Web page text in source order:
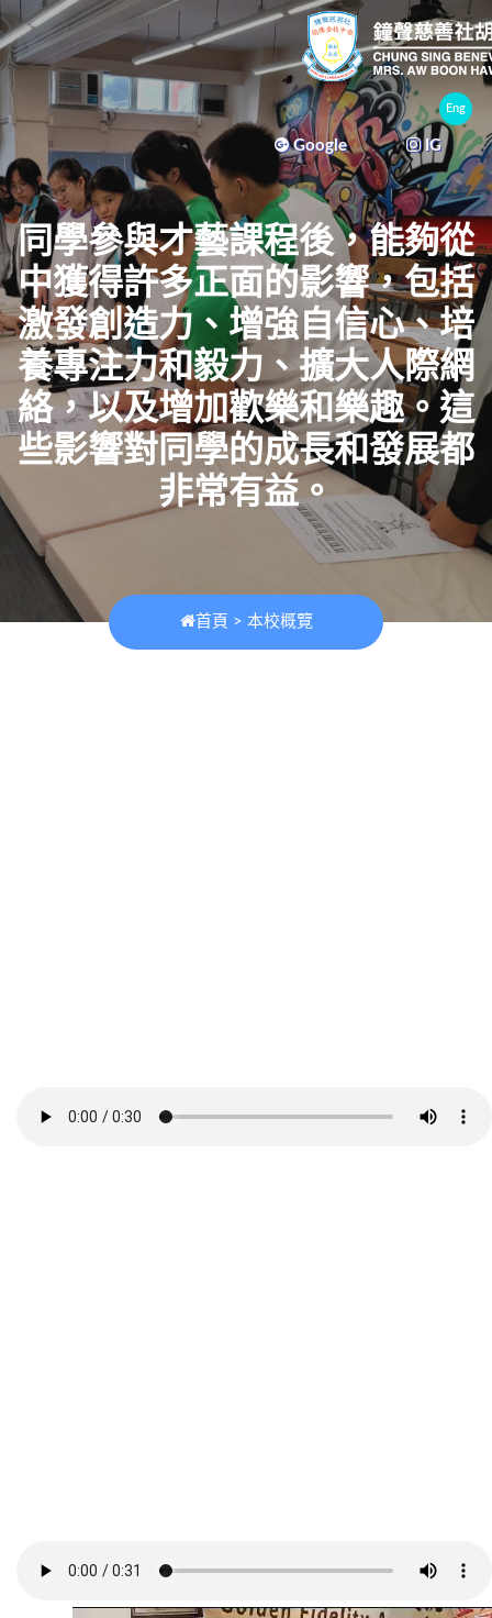
Eng
Google IG
同學參與才藝課程後，能夠從
中獲得許多正面的影響，包括
激發創造力、增強自信心、培
養專注力和毅力、擴大人際網
絡，以及增加歡樂和樂趣。這
些影響對同學的成長和發展都
非常有益。
首頁 > 本校概覽